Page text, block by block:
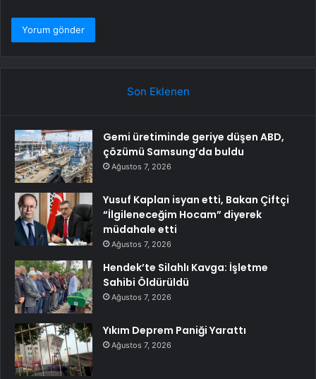
Son Eklenen
Gemi üretiminde geriye düşen ABD,
çözümü Samsung’da buldu
Ağustos 7, 2026
Yusuf Kaplan isyan etti, Bakan Çiftçi
“İlgileneceğim Hocam” diyerek
müdahale etti
Ağustos 7, 2026
Hendek’te Silahlı Kavga: İşletme
Sahibi Öldürüldü
Ağustos 7, 2026
Yıkım Deprem Paniği Yarattı
Ağustos 7, 2026